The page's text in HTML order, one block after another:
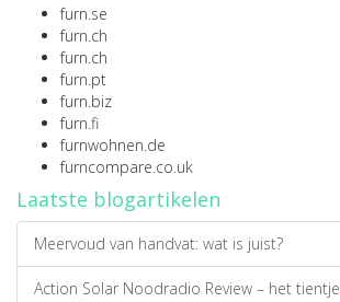
furn.se
furn.ch
furn.ch
furn.pt
furn.biz
furn.fi
furnwohnen.de
furncompare.co.uk
Laatste blogartikelen
Meervoud van handvat: wat is juist?
Action Solar Noodradio Review – het tientje